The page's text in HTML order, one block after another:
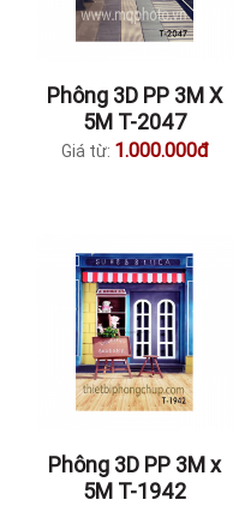
Phông 3D PP 3M X
5M T-2047
Giá từ: 1.000.000đ
Phông 3D PP 3M x
5M T-1942